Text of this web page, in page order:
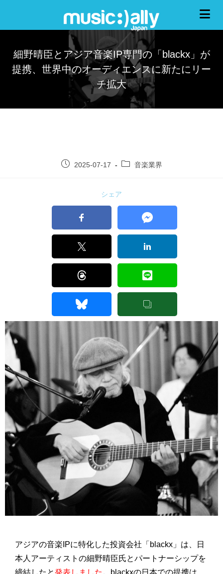
細野晴臣とアジア音楽IP専門の「blackx」が
提携、世界中のオーディエンスに新たにリー
チ拡大
2025-07-17 音楽業界
シェア
アジアの音楽IPに特化した投資会社「blackx」は、日
本人アーティストの細野晴臣氏とパートナーシップを
締結したと発表しました 。blackxの日本での提携は、